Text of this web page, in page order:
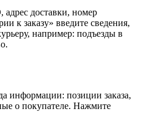
доставки, номер
к заказу» введите сведения,
например: подъезды в
информации: позиции заказа,
о покупателе. Нажмите